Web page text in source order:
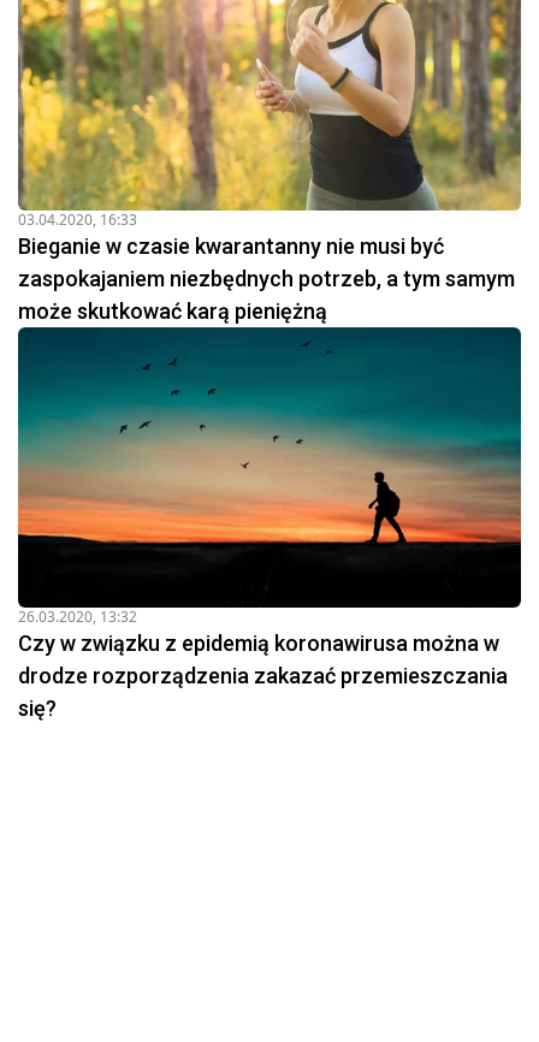
03.04.2020, 16:33
Bieganie w czasie kwarantanny nie musi być
zaspokajaniem niezbędnych potrzeb, a tym samym
może skutkować karą pieniężną
26.03.2020, 13:32
Czy w związku z epidemią koronawirusa można w
drodze rozporządzenia zakazać przemieszczania
się?